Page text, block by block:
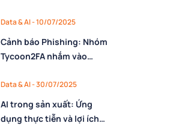
Data & AI - 10/07/2025
Cảnh báo Phishing: Nhóm
Tycoon2FA nhắm vào
Data & AI - 30/07/2025
AI trong sản xuất: Ứng
dụng thực tiễn và lợi ích